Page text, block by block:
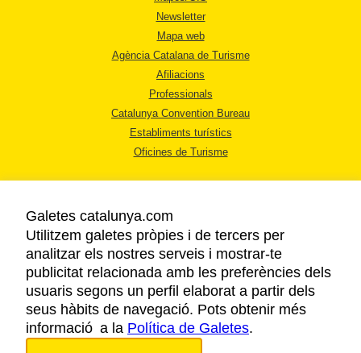
Newsletter
Mapa web
Agència Catalana de Turisme
Afiliacions
Professionals
Catalunya Convention Bureau
Establiments turístics
Oficines de Turisme
AVÍS LEGAL
POLÍTICA DE PRIVACITAT
COOKIES
ACCESSIBILITAT
Galetes catalunya.com
Utilitzem galetes pròpies i de tercers per
analitzar els nostres serveis i mostrar-te
publicitat relacionada amb les preferències dels
usuaris segons un perfil elaborat a partir dels
seus hàbits de navegació. Pots obtenir més
informació a la Política de Galetes.